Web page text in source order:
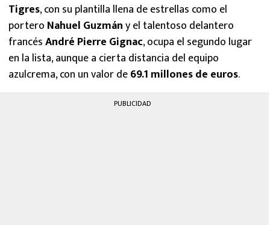
Tigres, con su plantilla llena de estrellas como el
portero Nahuel Guzmány el talentoso delantero
francésAndré Pierre Gignac, ocupa el segundo lugar
en la lista, aunque a cierta distancia del equipo
azulcrema, con un valor de69.1 millones de euros.
PUBLICIDAD